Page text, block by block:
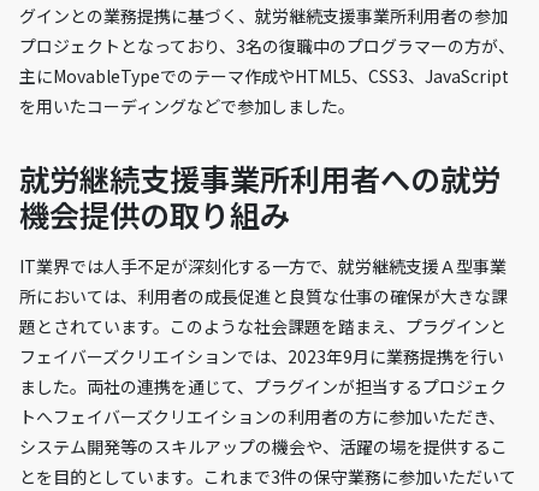
グインとの業務提携に基づく、就労継続支援事業所利用者の参加
プロジェクトとなっており、3名の復職中のプログラマーの方が、
主にMovableTypeでのテーマ作成やHTML5、CSS3、JavaScript
を用いたコーディングなどで参加しました。
就労継続支援事業所利用者への就労
機会提供の取り組み
IT業界では人手不足が深刻化する一方で、就労継続支援Ａ型事業
所においては、利用者の成長促進と良質な仕事の確保が大きな課
題とされています。このような社会課題を踏まえ、プラグインと
フェイバーズクリエイションでは、2023年9月に業務提携を行い
ました。両社の連携を通じて、プラグインが担当するプロジェク
トへフェイバーズクリエイションの利用者の方に参加いただき、
システム開発等のスキルアップの機会や、活躍の場を提供するこ
とを目的としています。これまで3件の保守業務に参加いただいて